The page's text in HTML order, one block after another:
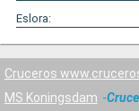
Eslora:
Cruceros
MS Koningsdam